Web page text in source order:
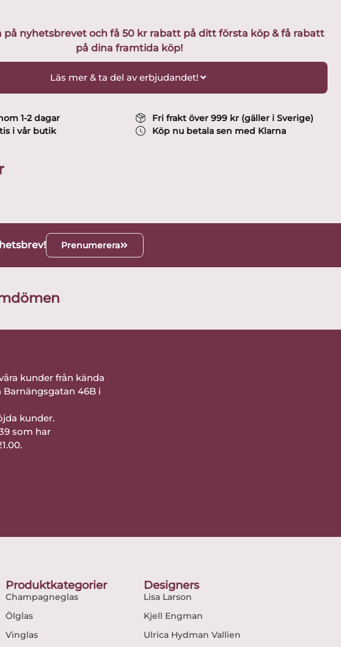
på nyhetsbrevet och få 50 kr rabatt på ditt första köp & få rabatt
på dina framtida köp!
Läs mer & ta del av erbjudandet!
1-2 dagar
i vår butik
Fri frakt över 999 kr (gäller i Sverige)
Köp nu betala sen med Klarna
Prenumerera
kunder från kända
Barnängsgatan 46B i
kunder.
som har
Produktkategorier
Champagneglas
Ölglas
Vinglas
Designers
Lisa Larson
Kjell Engman
Ulrica Hydman Vallien